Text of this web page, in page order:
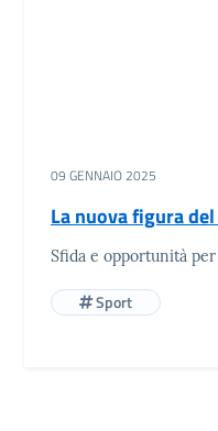
09 GENNAIO 2025
La nuova figura
Sfida e opportunità
Sport